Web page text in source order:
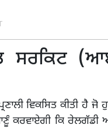
ਸਰਕਿਟ
ਵਿਕਸਿਤ ਕੀਤੀ ਹੈ ਜੋ
ਕਰਵਾਏਗੀ ਕਿ